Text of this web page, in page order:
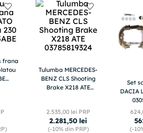
frana
Tulumba MERCEDES-
BENZ CLS Shooting
Brake X218 ATE
2.535,00lei PRP
2.281,50 lei
(-10%din PRP)
Set
DACIA
624,
(-